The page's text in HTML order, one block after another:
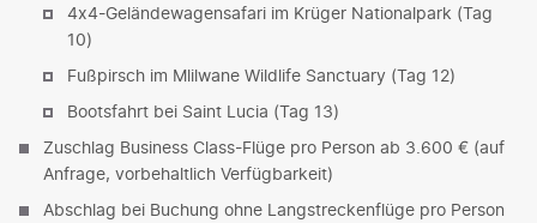
4x4-Geländewagensafari im Krüger Nationalpark (Tag
10)
Fußpirsch im Mlilwane Wildlife Sanctuary (Tag 12)
Bootsfahrt bei Saint Lucia (Tag 13)
Zuschlag Business Class-Flüge pro Person ab 3.600 € (auf
Anfrage, vorbehaltlich Verfügbarkeit)
Abschlag bei Buchung ohne Langstreckenflüge pro Person